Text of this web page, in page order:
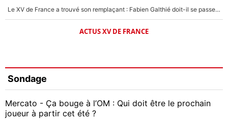
Le XV de France a trouvé son remplaçant : Fabien Galthié doit-il se passer d'Antoine Dupont ?
ACTUS XV DE FRANCE
Sondage
Mercato - Ça bouge à l’OM : Qui doit être le prochain
joueur à partir cet été ?